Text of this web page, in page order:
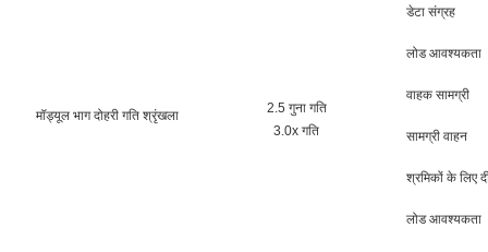
डेटा संग्रह
मॉड्यूल भाग दोहरी गति श्रृंखला
2.5 गुना गति
3.0x गति
लोड आवश्यकता
वाहक सामग्री
सामग्री वाहन
श्रमिकों के लिए
लोड आवश्यकता